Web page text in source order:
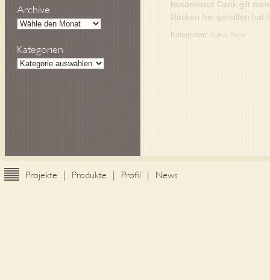
besonderer Dank gilt
Rücken frei gehalten hat !
Kategorien: Kultur, Reise
Archive
Kategorien
Projekte | Produkte | Profil | News